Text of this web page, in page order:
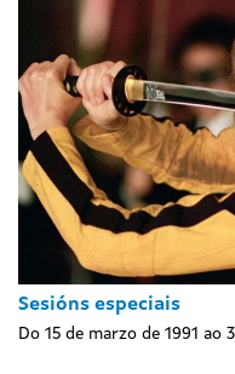
Sesións especiais
Do 15 de marzo de 1991